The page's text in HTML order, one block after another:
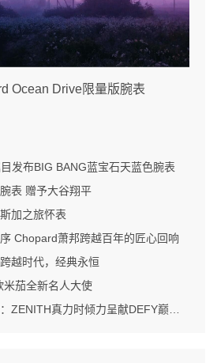
Ocean Drive限量版腕表
发布BIG BANG蓝宝石天蓝色腕表
表 赠予大谷翔平
加之旅怀表
Chopard萧邦跨越百年的匠心回响
越时代，经典永恒
米茄全新名人大使
时倾力呈献DEFY巅峰系列EXTREME ULTRAVIOLET腕表